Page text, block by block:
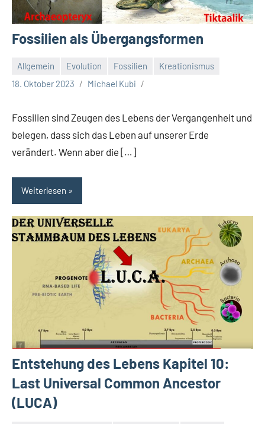
Fossilien als Übergangsformen
Allgemein Evolution Fossilien
Kreationismus
18. Oktober 2023
Michael Kubi
Fossilien sind Zeugen des Lebens der Vergangenheit und
belegen, dass sich das Leben auf unserer Erde
verändert. Wenn aber die […]
Weiterlesen
Entstehung des Lebens Kapitel 10:
Last Universal Common Ancestor
(LUCA)